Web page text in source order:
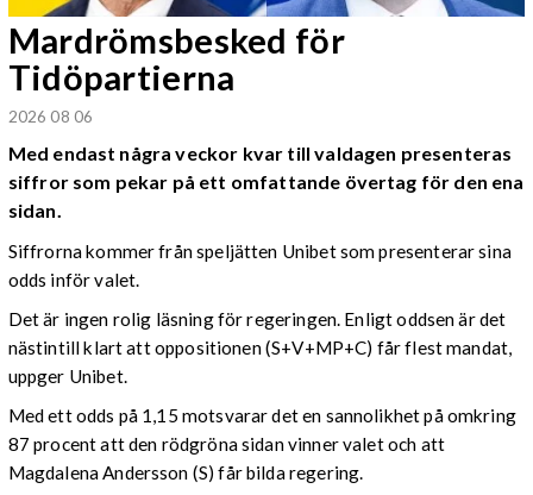
Mardrömsbesked för
Tidöpartierna
2026 08 06
Med endast några veckor kvar till valdagen presenteras
siffror som pekar på ett omfattande övertag för den ena
sidan.
Siffrorna kommer från speljätten Unibet som presenterar sina
odds inför valet.
Det är ingen rolig läsning för regeringen. Enligt oddsen är det
nästintill klart att oppositionen (S+V+MP+C) får flest mandat,
uppger Unibet.
Med ett odds på 1,15 motsvarar det en sannolikhet på omkring
87 procent att den rödgröna sidan vinner valet och att
Magdalena Andersson (S) får bilda regering.